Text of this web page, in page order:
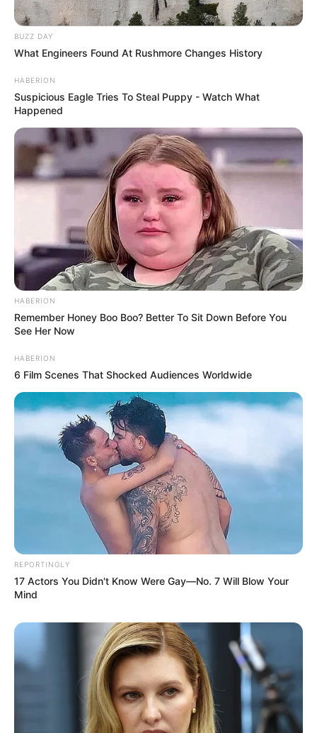
BUZZ DAY
What Engineers Found At Rushmore Changes History
HABERION
Suspicious Eagle Tries To Steal Puppy - Watch What
Happened
HABERION
Remember Honey Boo Boo? Better To Sit Down Before You
See Her Now
HABERION
6 Film Scenes That Shocked Audiences Worldwide
REPORTINGLY
17 Actors You Didn't Know Were Gay—No. 7 Will Blow Your
Mind